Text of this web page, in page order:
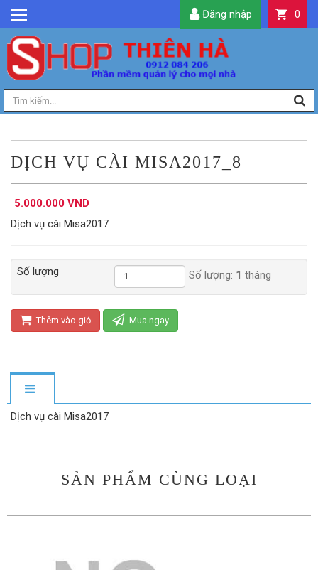
GIỚI THIỆU
TIN TỨC
SẢN PHẨM
DỊCH VỤ
LIÊN HỆ
TIỆN ÍCH
QUẢN LÝ
0
Đăng nhập
DỊCH VỤ CÀI MISA2017_8
5.000.000 VND
Dịch vụ cài Misa2017
Số lượng Số lượng: 1 tháng
Thêm vào giỏ Mua ngay
Dịch vụ cài Misa2017
SẢN PHẨM CÙNG LOẠI